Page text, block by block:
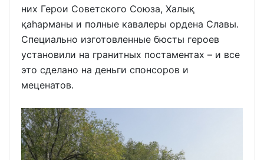
них Герои Советского Союза, Халық
қаһарманы и полные кавалеры ордена Славы.
Специально изготовленные бюсты героев
установили на гранитных постаментах – и все
это сделано на деньги спонсоров и
меценатов.